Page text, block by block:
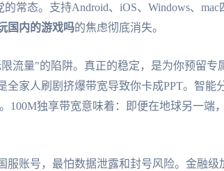
常态。支持Android、iOS、Windows、mac
国内的游戏吗的焦虑彻底消失。
流量"的陷阱。真正的稳定，是为你预留专
全家人刷剧挤爆带宽导致你卡成PPT。智能
100M独享带宽意味着：即便在地球另一端
服账号，最怕数据泄露和封号风险。金融